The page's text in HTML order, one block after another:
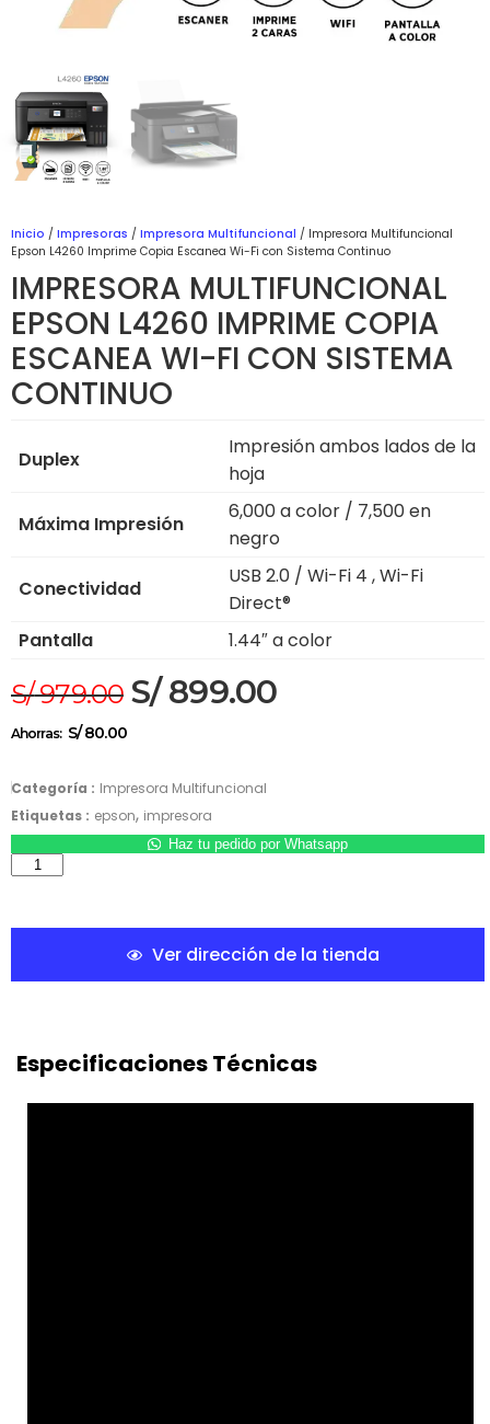
Inicio / Impresoras / Impresora Multifuncional / Impresora Multifuncional
Epson L4260 Imprime Copia Escanea Wi-Fi con Sistema Continuo
IMPRESORA MULTIFUNCIONAL
EPSON L4260 IMPRIME COPIA
ESCANEA WI-FI CON SISTEMA
CONTINUO
Duplex
Impresión ambos lados de la
hoja
Máxima Impresión
6,000 a color / 7,500 en
negro
Conectividad
USB 2.0 / Wi-Fi 4 , Wi-Fi
Direct®
Pantalla
1.44″ a color
S/979.00 S/899.00
Ahorras: S/80.00
Categoría : Impresora Multifuncional
Etiquetas : epson, impresora
Haz tu pedido por Whatsapp
Ver dirección de la tienda
Especificaciones Técnicas